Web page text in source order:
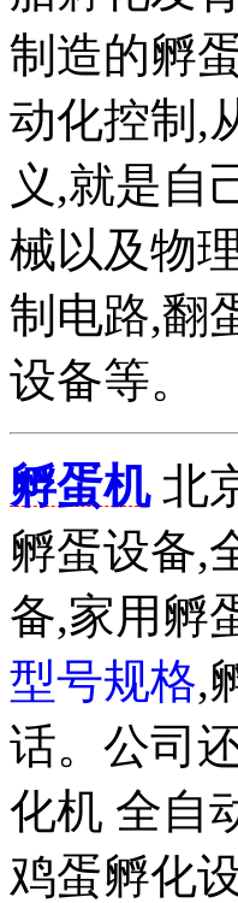
制造的孵
动化控制,
义,就是自
械以及物
制电路,翻
设备等。
孵蛋机北
孵蛋设备,
备,家用孵
型号规格,
话。公司
化机 全自
鸡蛋孵化